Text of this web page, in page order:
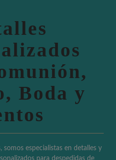
Boda y
somos especialistas en detalles y